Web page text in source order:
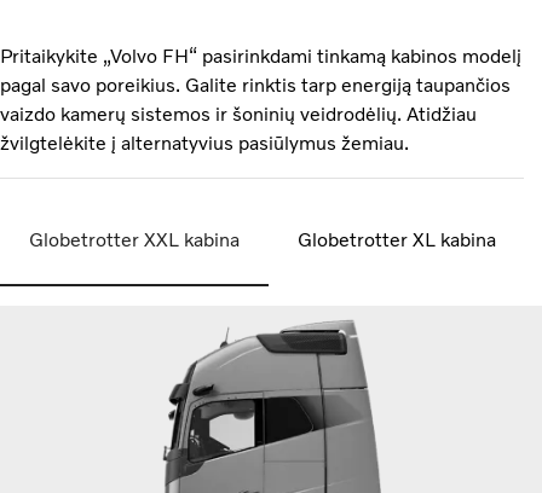
Pritaikykite „Volvo FH“ pasirinkdami tinkamą kabinos modelį
pagal savo poreikius. Galite rinktis tarp energiją taupančios
vaizdo kamerų sistemos ir šoninių veidrodėlių. Atidžiau
žvilgtelėkite į alternatyvius pasiūlymus žemiau.
Globetrotter XXL kabina Globetrotter XL kabina